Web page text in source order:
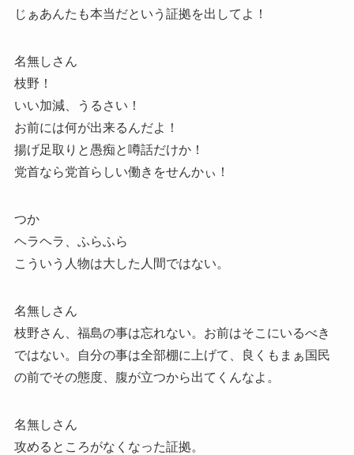
じぁあんたも本当だという証拠を出してよ！
名無しさん
枝野！
いい加減、うるさい！
お前には何が出来るんだよ！
揚げ足取りと愚痴と噂話だけか！
党首なら党首らしい働きをせんかぃ！
つか
ヘラヘラ、ふらふら
こういう人物は大した人間ではない。
名無しさん
枝野さん、福島の事は忘れない。お前はそこにいるべき
ではない。自分の事は全部棚に上げて、良くもまぁ国民
の前でその態度、腹が立つから出てくんなよ。
名無しさん
攻めるところがなくなった証拠。